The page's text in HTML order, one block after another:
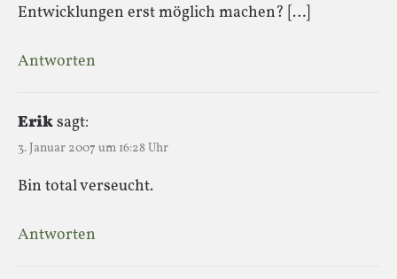
Entwicklungen erst möglich machen? […]
Antworten
Eriksagt:
3. Januar 2007 um 16:28 Uhr
Bin total verseucht.
Antworten